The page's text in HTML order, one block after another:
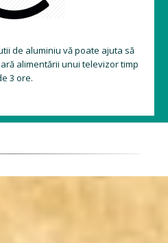
de aluminiu vă poate ajuta să
alimentării unui televizor timp
3 ore.